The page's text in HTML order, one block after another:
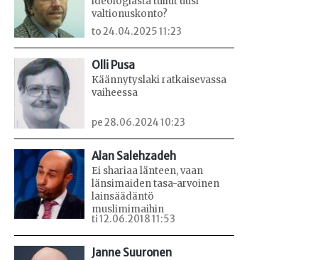
valtionuskonto?
to 24.04.2025 11:23
Olli Pusa
Käännytyslaki ratkaisevassa
vaiheessa
pe 28.06.2024 10:23
Alan Salehzadeh
Ei shariaa länteen, vaan
länsimaiden tasa-arvoinen
lainsäädäntö
muslimimaihin
ti 12.06.2018 11:53
Janne Suuronen